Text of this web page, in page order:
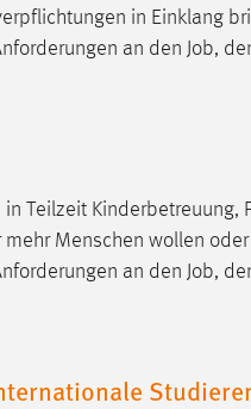
in Einklang
an den Job,
Teilzeit Kinderbetreuung,
Menschen wollen
an den Job,
Media